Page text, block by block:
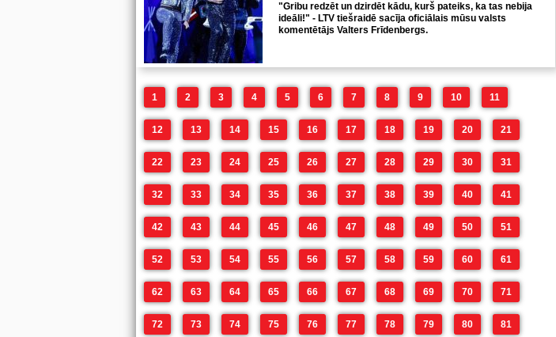
"Gribu redzēt un dzirdēt kādu, kurš pateiks, ka tas nebija
ideāli!" - LTV tiešraidē sacīja oficiālais mūsu valsts
komentētājs Valters Frīdenbergs.
1 2 3 4 5 6 7 8 9 10 11
12 13 14 15 16 17 18 19 20 21
22 23 24 25 26 27 28 29 30 31
32 33 34 35 36 37 38 39 40 41
42 43 44 45 46 47 48 49 50 51
52 53 54 55 56 57 58 59 60 61
62 63 64 65 66 67 68 69 70 71
72 73 74 75 76 77 78 79 80 81